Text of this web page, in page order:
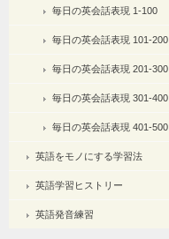
毎日の英会話表現 1-100
毎日の英会話表現 101-200
毎日の英会話表現 201-300
毎日の英会話表現 301-400
毎日の英会話表現 401-500
英語をモノにする学習法
英語学習ヒストリー
英語発音練習